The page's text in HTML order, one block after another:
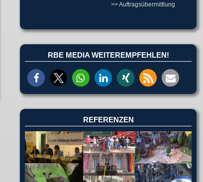
>> Auftragsübermittlung
RBE MEDIA WEITEREMPFEHLEN!
REFERENZEN